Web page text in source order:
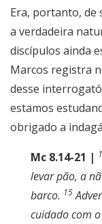
Era, portanto, de
a verdadeira
discípulos ainda
Marcos registra
desse
estamos
obrigado a
Mc 8.14-21 |
levar pão, a
barco. 15
cuidado com